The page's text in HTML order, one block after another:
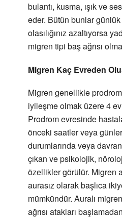
bulantı, kusma, ışık ve
eder. Bütün bunlar
olasılığınız azaltıyorsa
migren tipi baş ağrısı
Migren Kaç Evreden
Migren genellikle
iyileşme olmak üzere 4
Prodrom evresinde
önceki saatler veya
durumlarında veya
çıkan ve psikolojik,
özellikler görülür. Migren
aurasız olarak başlıca
mümkündür. Auralı
ağrısı atakları